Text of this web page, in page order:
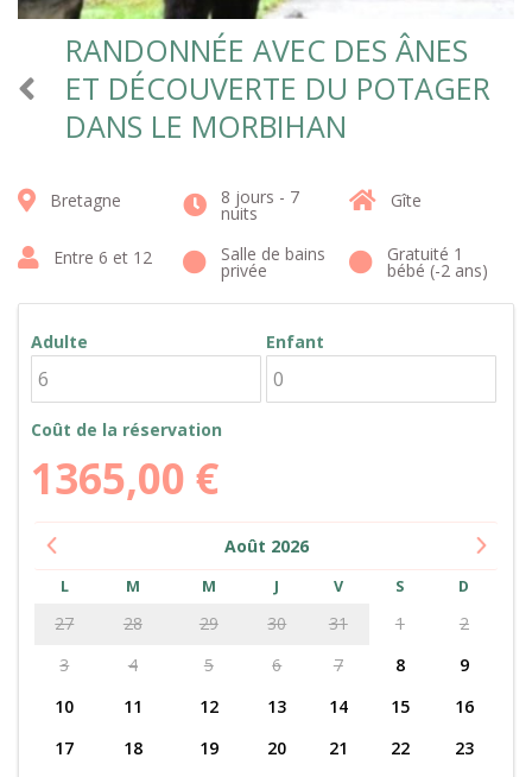
RANDONNÉE AVEC DES ÂNES
ET DÉCOUVERTE DU POTAGER
DANS LE MORBIHAN
Bretagne 8 jours - 7
nuits
Gîte
Entre 6 et 12 Salle de bains
privée
Gratuité 1
bébé (-2 ans)
Adulte Enfant
Coût de la réservation
1365,00 €
Août 2026
L M M J V S D
27 28 29 30 31 1
2
3
4 5 6 7 8
9
10
11 12 13 14 15
16
17
18 19 20 21 22
23